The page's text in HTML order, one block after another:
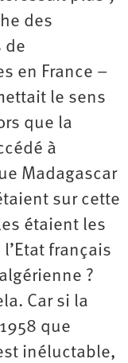
des
de
en France –
le sens
que la
à
Madagascar
sur cette
étaient les
français
?
Car si la
que
inéluctable,